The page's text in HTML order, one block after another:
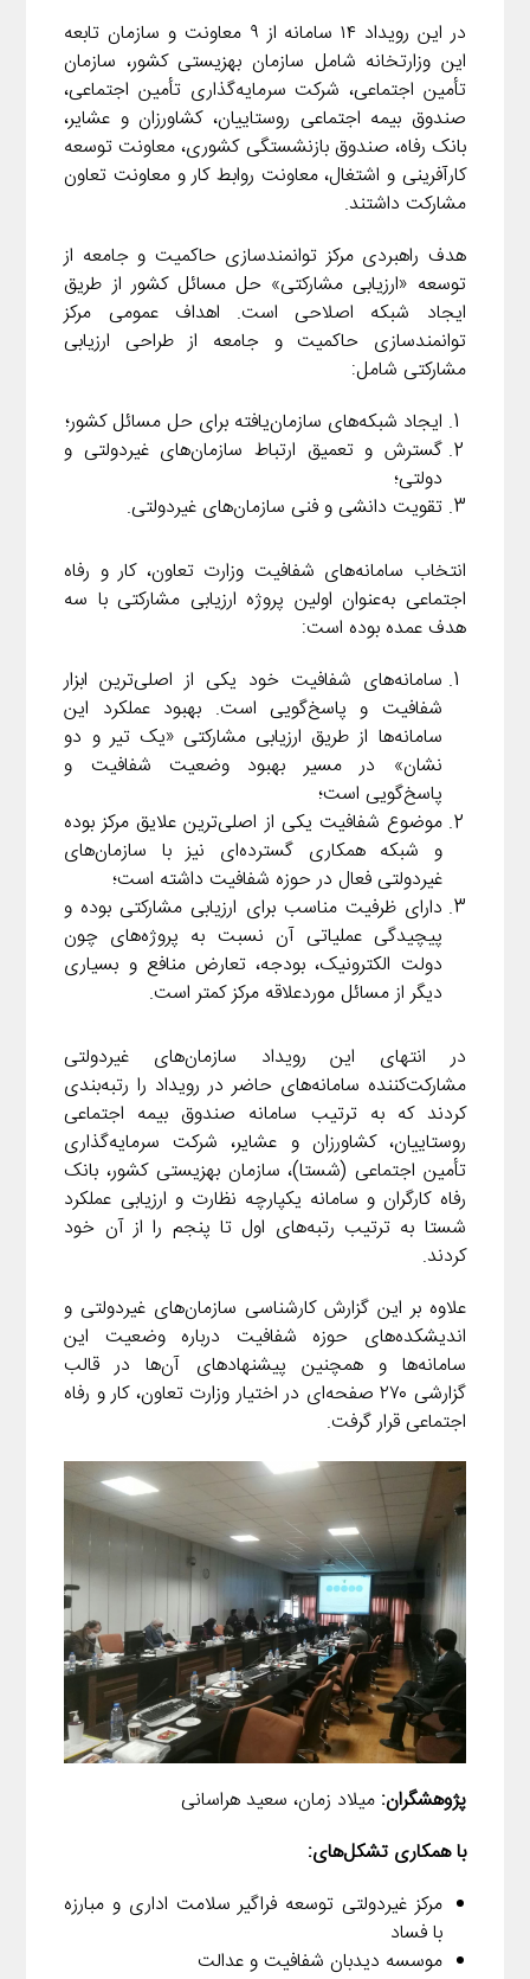
در این رویداد ۱۴ سامانه از ۹ معاونت و سازمان تابعه
این وزارتخانه شامل سازمان بهزیستی کشور، سازمان
تأمین اجتماعی، شرکت سرمایه‌گذاری تأمین اجتماعی،
صندوق بیمه اجتماعی روستاییان، کشاورزان و عشایر،
بانک رفاه، صندوق بازنشستگی کشوری، معاونت توسعه
کارآفرینی و اشتغال، معاونت روابط کار و معاونت تعاون
مشارکت داشتند.
هدف راهبردی مرکز توانمندسازی حاکمیت و جامعه از
توسعه «ارزیابی مشارکتی» حل مسائل کشور از طریق
ایجاد شبکه اصلاحی است. اهداف عمومی مرکز
توانمندسازی حاکمیت و جامعه از طراحی ارزیابی
مشارکتی شامل:
ایجاد شبکه‌های سازمان‌یافته برای حل مسائل کشور؛
گسترش و تعمیق ارتباط سازمان‌های غیردولتی و
دولتی؛
تقویت دانشی و فنی سازمان‌های غیردولتی.
انتخاب سامانه‌های شفافیت وزارت تعاون، کار و رفاه
اجتماعی به‌عنوان اولین پروژه ارزیابی مشارکتی با سه
هدف عمده بوده است:
سامانه‌های شفافیت خود یکی از اصلی‌ترین ابزار
شفافیت و پاسخ‌گویی است. بهبود عملکرد این
سامانه‌ها از طریق ارزیابی مشارکتی «یک تیر و دو
نشان» در مسیر بهبود وضعیت شفافیت و
پاسخ‌گویی است؛
موضوع شفافیت یکی از اصلی‌ترین علایق مرکز بوده
و شبکه همکاری گسترده‌ای نیز با سازمان‌های
غیردولتی فعال در حوزه شفافیت داشته است؛
دارای ظرفیت مناسب برای ارزیابی مشارکتی بوده و
پیچیدگی عملیاتی آن نسبت به پروژه‌های چون
دولت الکترونیک، بودجه، تعارض منافع و بسیاری
دیگر از مسائل موردعلاقه مرکز کمتر است.
در انتهای این رویداد سازمان‌های غیردولتی
مشارکت‌کننده سامانه‌های حاضر در رویداد را رتبه‌بندی
کردند که به ترتیب سامانه صندوق بیمه اجتماعی
روستاییان، کشاورزان و عشایر، شرکت سرمایه‌گذاری
تأمین اجتماعی (شستا)، سازمان بهزیستی کشور، بانک
رفاه کارگران و سامانه یکپارچه نظارت و ارزیابی عملکرد
شستا به ترتیب رتبه‌های اول تا پنجم را از آن خود
کردند.
علاوه بر این گزارش کارشناسی سازمان‌های غیردولتی و
اندیشکده‌های حوزه شفافیت درباره وضعیت این
سامانه‌ها و همچنین پیشنهاد‌های آن‌ها در قالب
گزارشی ۲۷۰ صفحه‌ای در اختیار وزارت تعاون، کار و رفاه
اجتماعی قرار گرفت.
پژوهشگران:میلاد زمان، سعید هراسانی
با همکاری تشکل‌های:
مرکز غیردولتی توسعه فراگیر سلامت اداری و مبارزه
با فساد
موسسه دیدبان شفافیت و عدالت